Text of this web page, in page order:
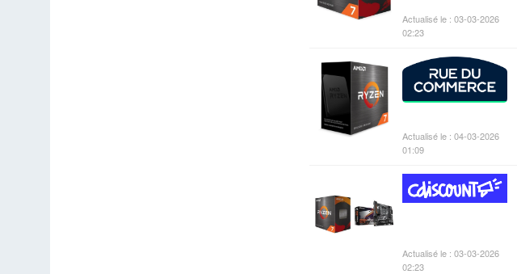
Actualisé le : 03-03-2026
02:23
Actualisé le : 04-03-2026
01:09
Actualisé le : 03-03-2026
02:23